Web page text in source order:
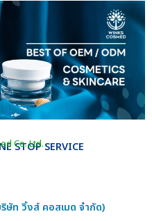
STOP SERVICE
Co.,Ltd.
ท วิ้งส์ คอสเมด จำกัด)